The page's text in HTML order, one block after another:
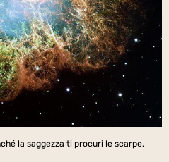
la saggezza ti procuri le scarpe.